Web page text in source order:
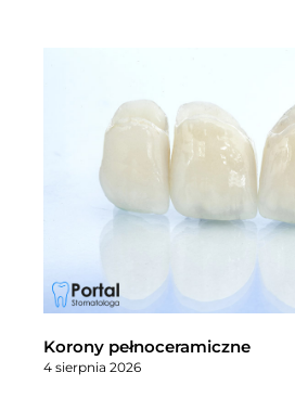
Korony pełnoceramiczne
4 sierpnia 2026